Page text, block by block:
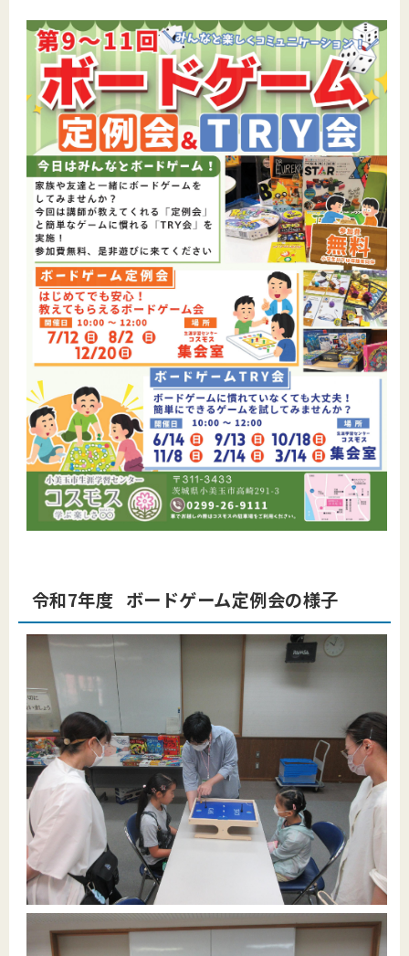
令和7年度 ボードゲーム定例会の様子